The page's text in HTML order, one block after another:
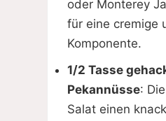
oder Monterey
für eine cremige
Komponente.
1/2 Tasse
Pekannüsse:
Salat einen